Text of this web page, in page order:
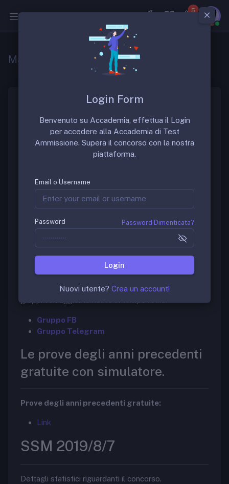
5
Materie più richieste concorso SSM
Materie piú richieste al
Concorso SSM e MG
APP per il concorso SSM –
Simulazioni Gratuite
Scarica l’APP per il concorso SSM e MMG riceverai
un Alert appena sarà disponibile il bando di concorso.
Per effettuare Simulazioni gratuite con ECG, EGA,
RX, TC, RM scarica la seguente APP:
Per ricevere tutte le notizie in tempo reale ecco i
Gruppo FB
Gruppo Telegram
Le prove degli anni precedenti
gratuite con simulatore.
Prove degli anni precedenti gratuite:
Link
SSM 2019/8/7
Dettagli statistici riguardanti il concorso.
Login Form
Benvenuto su Accademia, effettua il Login
per accedere alla Accademia di Test
Ammissione. Supera il concorso con la nostra
piattaforma.
Email o Username
Password Password Dimenticata?
Login
Nuovi utente? Crea un account!